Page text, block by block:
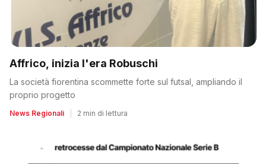
Affrico, inizia l'era Robuschi
La società fiorentina scommette forte sul futsal, ampliando il
proprio progetto
News Regionali 2 min di lettura